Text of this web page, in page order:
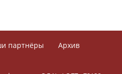
партнёры Архив